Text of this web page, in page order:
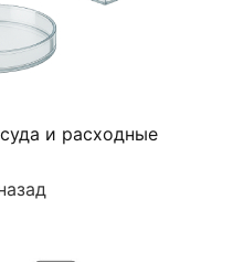
и расходные